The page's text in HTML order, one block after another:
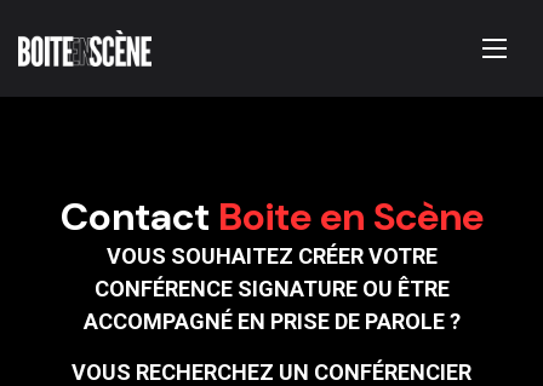
Contact Boite en Scène
VOUS SOUHAITEZ CRÉER VOTRE
CONFÉRENCE SIGNATURE OU ÊTRE
ACCOMPAGNÉ EN PRISE DE PAROLE ?
VOUS RECHERCHEZ UN CONFÉRENCIER